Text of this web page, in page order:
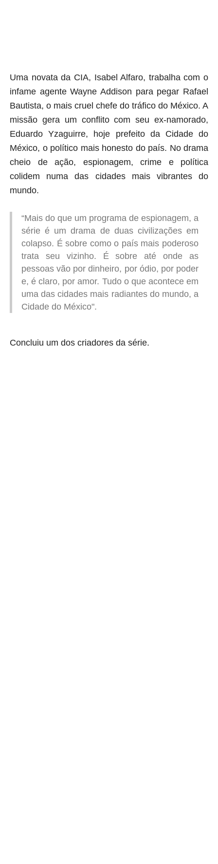
Uma novata da CIA, Isabel Alfaro, trabalha com o
infame agente Wayne Addison para pegar Rafael
Bautista, o mais cruel chefe do tráfico do México. A
missão gera um conflito com seu ex-namorado,
Eduardo Yzaguirre, hoje prefeito da Cidade do
México, o político mais honesto do país. No drama
cheio de ação, espionagem, crime e política
colidem numa das cidades mais vibrantes do
mundo.
“Mais do que um programa de espionagem, a
série é um drama de duas civilizações em
colapso. É sobre como o país mais poderoso
trata seu vizinho. É sobre até onde as
pessoas vão por dinheiro, por ódio, por poder
e, é claro, por amor. Tudo o que acontece em
uma das cidades mais radiantes do mundo, a
Cidade do México".
Concluiu um dos criadores da série.